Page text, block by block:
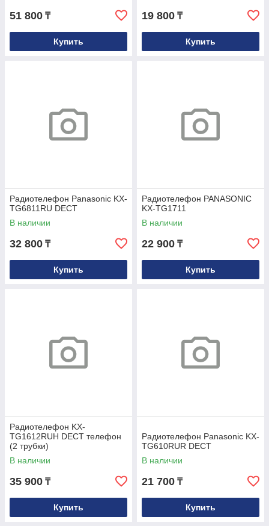
51 800 ₸
Купить
19 800 ₸
Купить
Радиотелефон Panasonic KX-
TG6811RU DECT
В наличии
32 800 ₸
Купить
Радиотелефон PANASONIC
KX-TG1711
В наличии
22 900 ₸
Купить
Радиотелефон KX-
TG1612RUH DECT телефон
(2 трубки)
В наличии
35 900 ₸
Купить
Радиотелефон Panasonic KX-
TG610RUR DECT
В наличии
21 700 ₸
Купить